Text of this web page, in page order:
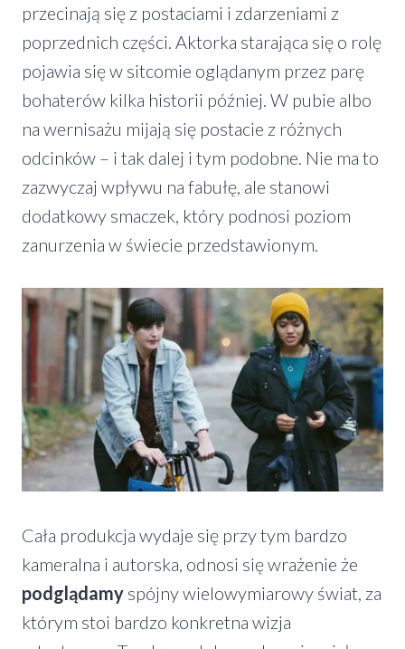
przecinają się z postaciami i zdarzeniami z
poprzednich części. Aktorka starająca się o rolę
pojawia się w sitcomie oglądanym przez parę
bohaterów kilka historii później. W pubie albo
na wernisażu mijają się postacie z różnych
odcinków – i tak dalej i tym podobne. Nie ma to
zazwyczaj wpływu na fabułę, ale stanowi
dodatkowy smaczek, który podnosi poziom
zanurzenia w świecie przedstawionym.
Cała produkcja wydaje się przy tym bardzo
kameralna i autorska, odnosi się wrażenie że
podglądamy spójny wielowymiarowy świat, za
którym stoi bardzo konkretna wizja